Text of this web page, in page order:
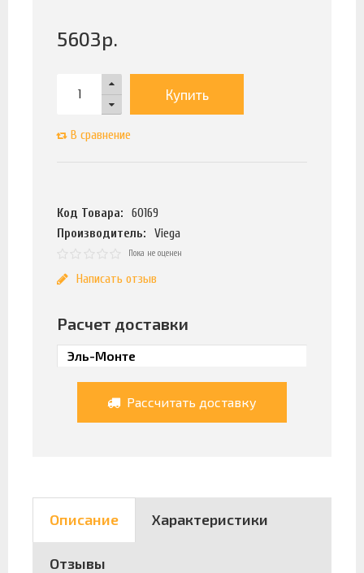
5603р.
Купить
В сравнение
Код Товара:
60169
Производитель:
Viega
Пока не оценен
Написать отзыв
Расчет доставки
Рассчитать доставку
Описание Характеристики
Отзывы